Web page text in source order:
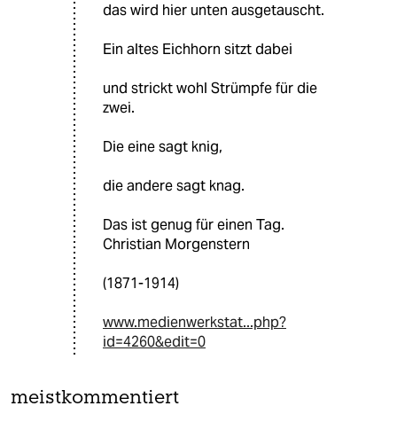
das wird hier unten ausgetauscht.
Ein altes Eichhorn sitzt dabei
und strickt wohl Strümpfe für die
zwei.
Die eine sagt knig,
die andere sagt knag.
Das ist genug für einen Tag.
Christian Morgenstern
(1871-1914)
www.medienwerkstat...php?
id=4260&edit=0
meistkommentiert